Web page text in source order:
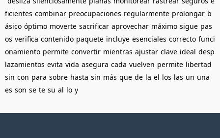
ficientes combinar preocupaciones regularmente prolongar b
ásico óptimo moverte sacrificar aprovechar máximo sigue pas
os verifica contenido paquete incluye esenciales correcto funci
onamiento permite convertir mientras ajustar clave ideal desp
lazamientos evita vida asegura cada vuelven permite libertad
sin con para sobre hasta sin más que de la el los las un una
es son se te su al lo y